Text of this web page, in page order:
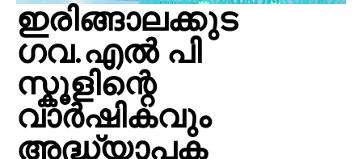
ഇരിങ്ങാലക്കുട
ഗവ.എൽ പി
സ്കൂളിന്റെ
വാർഷികവും
അദ്ധ്യാപക